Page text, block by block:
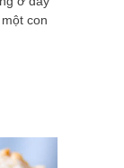
con